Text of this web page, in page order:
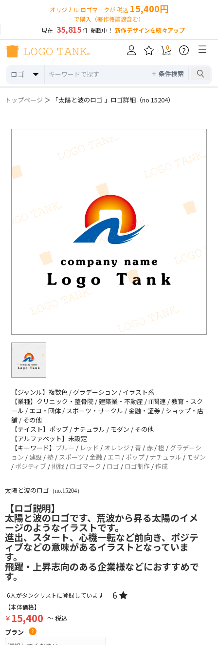
オリジナル ロゴマークが 税込 15,400円
で購入（著作権譲渡含む）
現在 35,815件 掲載中！ 新作デザインを続々アップ
ロゴ ＋ 条件検索
0 ?
トップページ ＞ 「太陽と波のロゴ 」ロゴ詳細（no.15204）
【ジャンル】複数色 / グラデーション / イラスト系
【業種】クリニック・整骨院 / 建築業・不動産 / IT関連 / 教育・スク
ール / エコ・団体 / スポーツ・サークル / 金融・証券 / ショップ・店
舗 / その他
【テイスト】ポップ / ナチュラル / モダン / その他
【アルファベット】未設定
【キーワード】 ブルー / レッド / オレンジ / 青 / 赤 /橙 / グラデーシ
ョン /建設 /塾 / スポーツ / 金融 / エコ / ポップ / ナチュラル / モダン
/ ポジティブ /挑戦 / ロゴマーク / ロゴ / ロゴ制作 /作成
太陽と波のロゴ （no.15204）
【ロゴ説明】
太陽と波のロゴです、荒波から昇る太陽のイメ
ージのようなイラストです。
進出、スタート、心機一転など前向き、ポジテ
ィブなどの意味があるイラストとなっていま
す。
飛躍・上昇志向のある企業様などにおすすめで
す。
6人がタンクリストに登録しています 6
【本体価格】
￥ 15,400 ～ 税込
プラン
?